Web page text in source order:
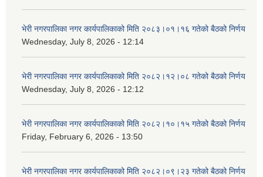
भेरी नगरपालिका नगर कार्यपालिकाको मिति २०८३।०१।१६ गतेको बैठको निर्णय
Wednesday, July 8, 2026 - 12:14
भेरी नगरपालिका नगर कार्यपालिकाको मिति २०८२।१२।०८ गतेको बैठको निर्णय
Wednesday, July 8, 2026 - 12:12
भेरी नगरपालिका नगर कार्यपालिकाको मिति २०८२।१०।१५ गतेको बैठको निर्णय
Friday, February 6, 2026 - 13:50
भेरी नगरपालिका नगर कार्यपालिकाको मिति २०८२।०९।२३ गतेको बैठको निर्णय